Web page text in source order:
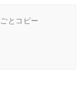
とコピー